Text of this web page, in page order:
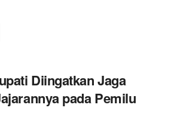
Diingatkan Jaga
pada Pemilu